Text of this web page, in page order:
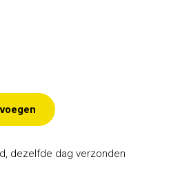
dezelfde dag verzonden